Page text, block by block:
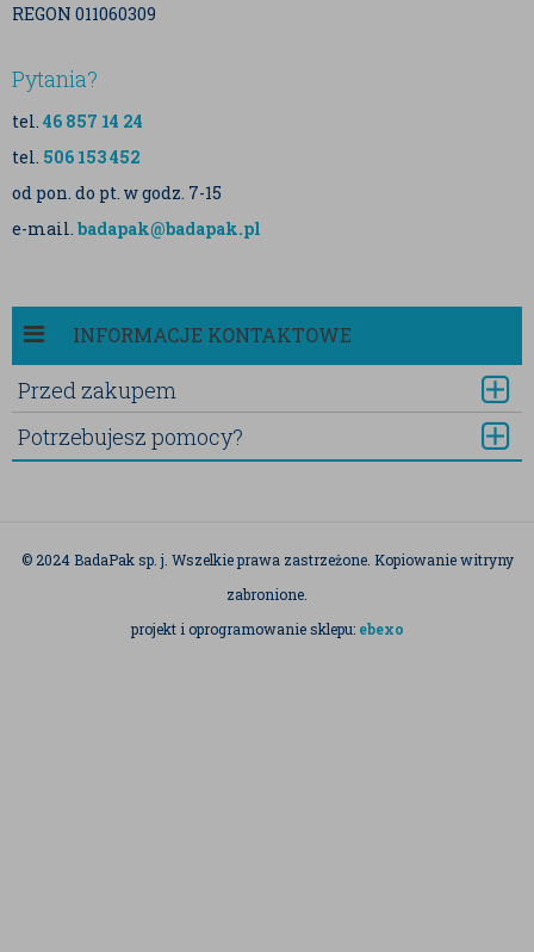
REGON 011060309
Pytania?
tel. 46 857 14 24
tel. 506 153 452
od pon. do pt. w godz. 7-15
e-mail. badapak@badapak.pl
INFORMACJE KONTAKTOWE
Przed zakupem
Potrzebujesz pomocy?
© 2024 BadaPak sp. j. Wszelkie prawa zastrzeżone. Kopiowanie witryny
zabronione.
projekt i oprogramowanie sklepu: ebexo